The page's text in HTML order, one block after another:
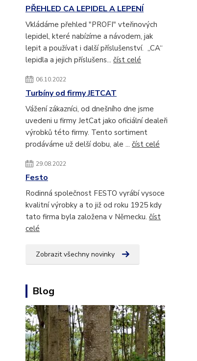
PŘEHLED CA LEPIDEL A LEPENÍ
Vkládáme přehled "PROFI" vteřinových
lepidel, které nabízíme a návodem, jak
lepit a používat i další příslušenství. „CA“
lepidla a jejich příslušens... číst celé
06.10.2022
Turbíny od firmy JETCAT
Vážení zákazníci, od dnešního dne jsme
uvedeni u firmy JetCat jako oficiální dealeři
výrobků této firmy. Tento sortiment
prodáváme už delší dobu, ale ... číst celé
29.08.2022
Festo
Rodinná společnost FESTO vyrábí vysoce
kvalitní výrobky a to již od roku 1925 kdy
tato firma byla založena v Německu. číst
celé
Zobrazit všechny novinky
Blog